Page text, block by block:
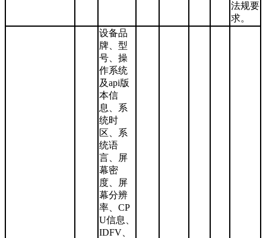
法规要
求。
设备品
牌、型
号、操
作系统
及api版
本信
息、系
统时
区、系
统语
言、屏
幕密
度、屏
幕分辨
率、CP
U信息、
IDFV、